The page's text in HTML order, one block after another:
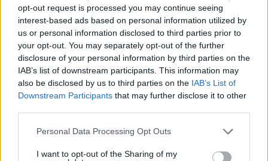
opt-out request is processed you may continue seeing
interest-based ads based on personal information utilized by
us or personal information disclosed to third parties prior to
your opt-out. You may separately opt-out of the further
disclosure of your personal information by third parties on the
IAB’s list of downstream participants. This information may
also be disclosed by us to third parties on the IAB’s List of
Downstream Participants that may further disclose it to other
Please note that this website/app uses one or more Google
not limited to your visit or usage behaviour. You may click to
Personal Data Processing Opt Outs
I want to opt-out of the Sharing of my
Χρίστος 2
18.06.2026, 16:36
Οι έλεγχοι άρχισαν. Δεν θα τελειώσουν ποτέ όμως.
ΑΠΑΝΤΗΣΗ
Αμα πιάσεις...
18.06.2026, 16:10
10 χρόνια....θα ανακαλύψεις ένα ΑΕΠ ακόμα. (Τα